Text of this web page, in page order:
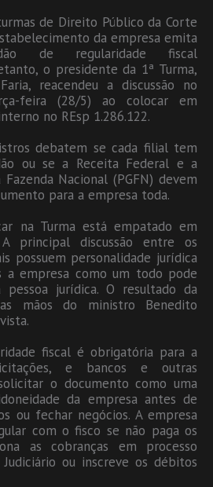
de Direito Público da Corte
da empresa emita
de regularidade fiscal
o presidente da 1ª Turma,
reacendeu a discussão no
feira (28/5) ao colocar em
no REsp 1.286.122.
debatem se cada filial tem
ou se a Receita Federal e a
Fazenda Nacional (PGFN) devem
para a empresa toda.
na Turma está empatado em
principal discussão entre os
possuem personalidade jurídica
a empresa como um todo pode
pessoa jurídica. O resultado da
mãos do ministro Benedito
fiscal é obrigatória para a
e bancos e outras
o documento como uma
da empresa antes de
ou fechar negócios. A empresa
com o fisco se não paga os
as cobranças em processo
ou inscreve os débitos